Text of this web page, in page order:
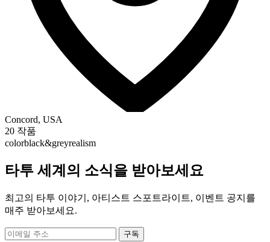
Concord, USA
20 작품
colorblack&greyrealism
타투 세계의 소식을 받아보세요
최고의 타투 이야기, 아티스트 스포트라이트, 이벤트 공지를
매주 받아보세요.
구독